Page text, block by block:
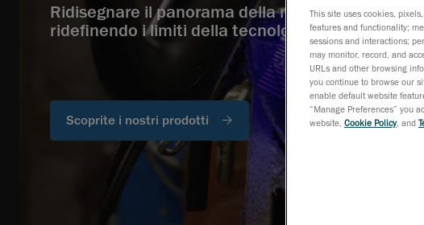
Ridisegnare il panorama della metrologia 3D
ridefinendo i limiti della tecnologia
Scoprite i nostri prodotti
This site uses cookies,
features and functionality;
sessions and interactions;
may monitor, record, and
URLs and other browsing
you continue to browse our
enable default website
“Manage Preferences” you
website, Cookie Policy, and